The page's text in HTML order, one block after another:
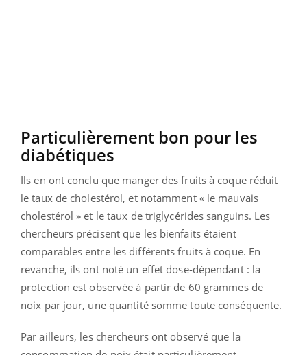
Particulièrement bon pour les
diabétiques
Ils en ont conclu que manger des fruits à coque réduit
le taux de cholestérol, et notamment « le mauvais
cholestérol » et le taux de triglycérides sanguins. Les
chercheurs précisent que les bienfaits étaient
comparables entre les différents fruits à coque. En
revanche, ils ont noté un effet dose-dépendant : la
protection est observée à partir de 60 grammes de
noix par jour, une quantité somme toute conséquente.
Par ailleurs, les chercheurs ont observé que la